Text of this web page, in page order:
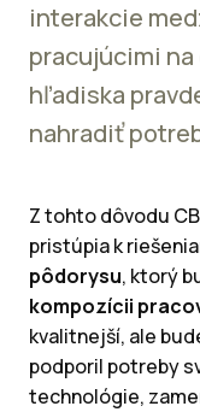
interakcie
pracujúcimi
hľadiska
nahradiť
Z tohto dôvodu
pristúpia k
pôdorysu, ktorý
kompozícii
kvalitnejší, ale
podporil potreby
technológie,